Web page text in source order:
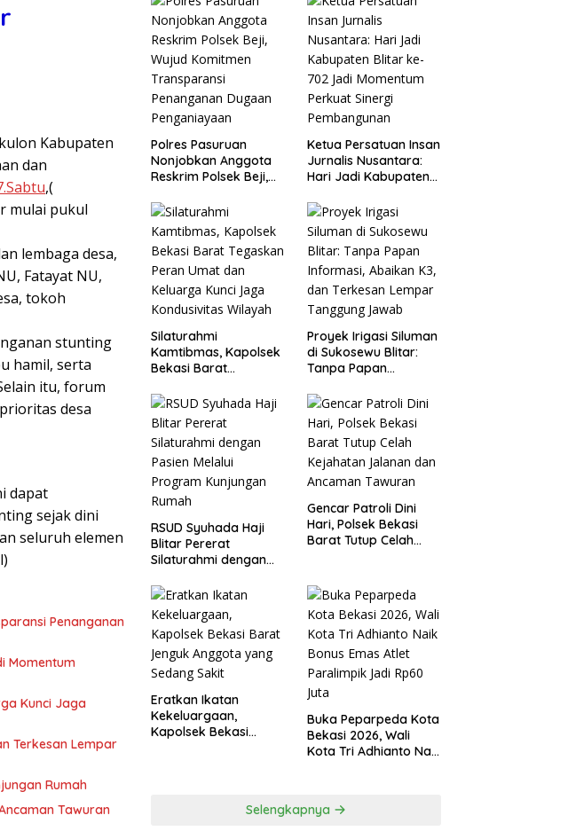
Kabupaten
dan
,(
mulai pukul
lembaga desa,
Fatayat NU,
tokoh
stunting
hamil, serta
itu, forum
desa
dapat
sejak dini
seluruh elemen
Penanganan
Momentum
Kunci Jaga
Terkesan Lempar
Rumah
Tawuran
Polres Pasuruan
Nonjobkan Anggota
Reskrim Polsek Beji,
Transparansi
Penanganan Dugaan
Penganiayaan
Ketua Persatuan Insan
Jurnalis Nusantara:
Hari Jadi Kabupaten
Momentum Perkuat
Sinergi Pembangunan
Silaturahmi
Kamtibmas, Kapolsek
Bekasi Barat
dan Keluarga Kunci
Jaga Kondusivitas
Wilayah
Proyek Irigasi Siluman
di Sukosewu Blitar:
Tanpa Papan
dan Terkesan Lempar
Tanggung Jawab
RSUD Syuhada Haji
Blitar Pererat
Silaturahmi dengan
Program Kunjungan
Rumah
Gencar Patroli Dini
Hari, Polsek Bekasi
Barat Tutup Celah
Tawuran
Eratkan Ikatan
Kekeluargaan,
Kapolsek Bekasi
Buka Peparpeda Kota
Bekasi 2026, Wali
Kota Tri Adhianto Naik
Selengkapnya